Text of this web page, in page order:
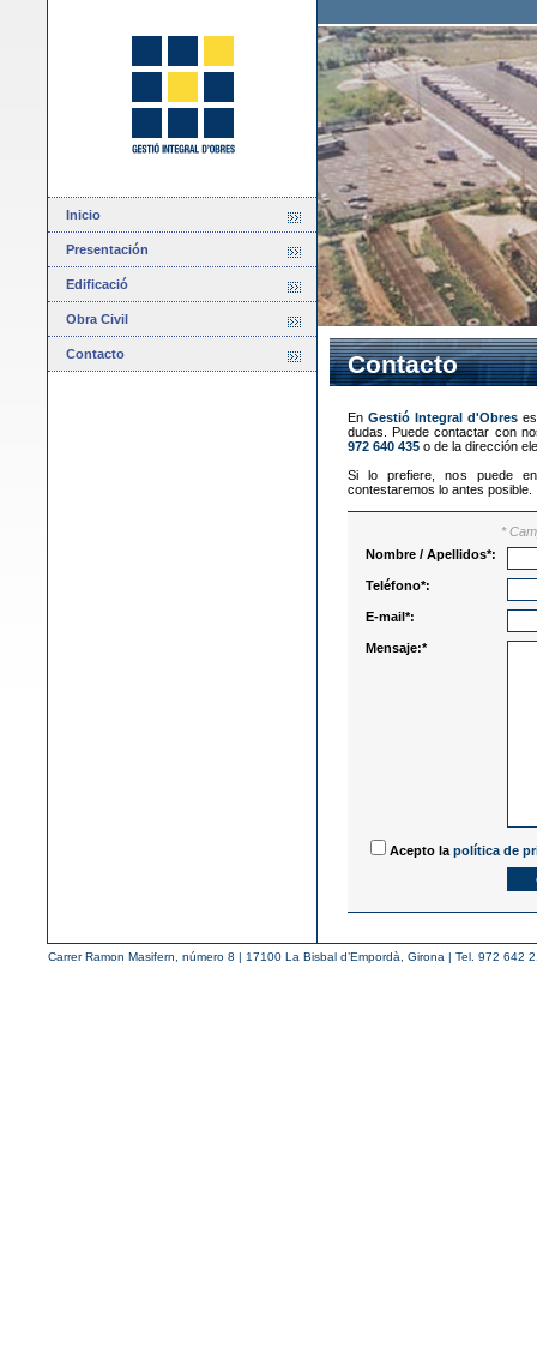
Inicio
Presentación
Edificació
Obra Civil
Contacto Contacto
En Gestió Integral d'Obres
dudas. Puede contactar con
972 640 435 o de la dirección
Si lo prefiere, nos puede
contestaremos lo antes posible.
*
Nombre / Apellidos*:
Teléfono*:
E-mail*:
Mensaje:*
Acepto la política de
Carrer Ramon Masifern, número 8 | 17100 La Bisbal d’Empordà, Girona | Tel. 972 642